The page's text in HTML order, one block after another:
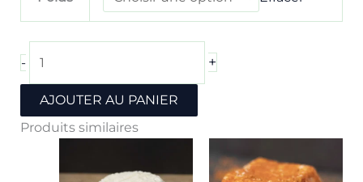
- +
AJOUTER AU PANIER
Produits similaires